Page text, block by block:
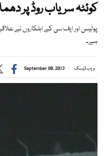
کوئٹہ سریاب روڈ پر دھماکا 2 افراد جاں بحق
پولیس اور ایف سی کے اہلکاروں نے
ہے۔
ویب ڈیسک September 08, 2013